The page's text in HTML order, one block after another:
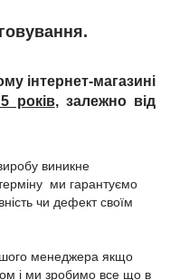
інтернет-магазині
років, залежно від
виникне
ми гарантуємо
чи дефект своїм
менеджера якщо
і ми зробимо все що в